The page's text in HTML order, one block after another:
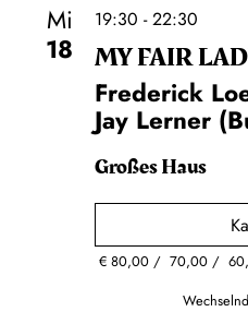
Mi
18
19:30 - 22:30
MY FAIR
Frederick
Jay Lerner
Großes Haus
€80,00 70,00